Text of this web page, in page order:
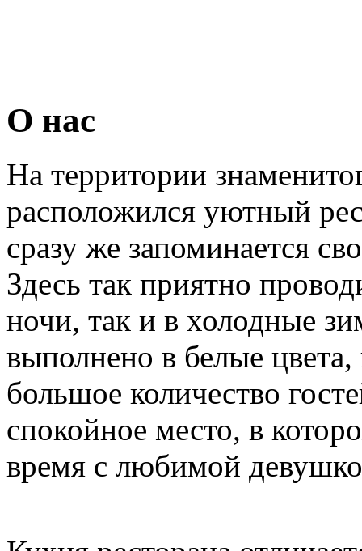
О нас
На территории
расположился уютный
сразу же запоминается
Здесь так приятно
ночи, так и в холодные
выполнено в белые
большое количество
спокойное место, в
время с любимой